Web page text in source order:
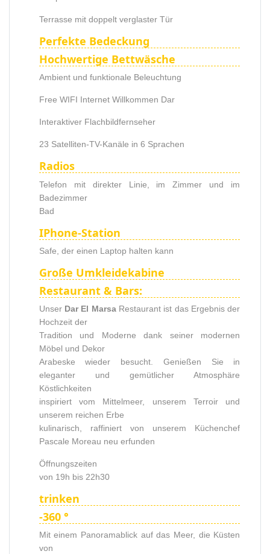
Terrasse mit doppelt verglaster Tür
Perfekte Bedeckung
Hochwertige Bettwäsche
Ambient und funktionale Beleuchtung
Free WIFI Internet Willkommen Dar
Interaktiver Flachbildfernseher
23 Satelliten-TV-Kanäle in 6 Sprachen
Radios
Telefon mit direkter Linie, im Zimmer und im
Badezimmer
Bad
IPhone-Station
Safe, der einen Laptop halten kann
Große Umkleidekabine
Restaurant & Bars:
Unser Dar El MarsaRestaurant ist das Ergebnis der
Hochzeit der
Tradition und Moderne dank seiner modernen
Möbel und Dekor
Arabeske wieder besucht. Genießen Sie in
eleganter und gemütlicher Atmosphäre
Köstlichkeiten
inspiriert vom Mittelmeer, unserem Terroir und
unserem reichen Erbe
kulinarisch, raffiniert von unserem Küchenchef
Pascale Moreau neu erfunden
Öffnungszeiten
von 19h bis 22h30
trinken
-360 °
Mit einem Panoramablick auf das Meer, die Küsten
von